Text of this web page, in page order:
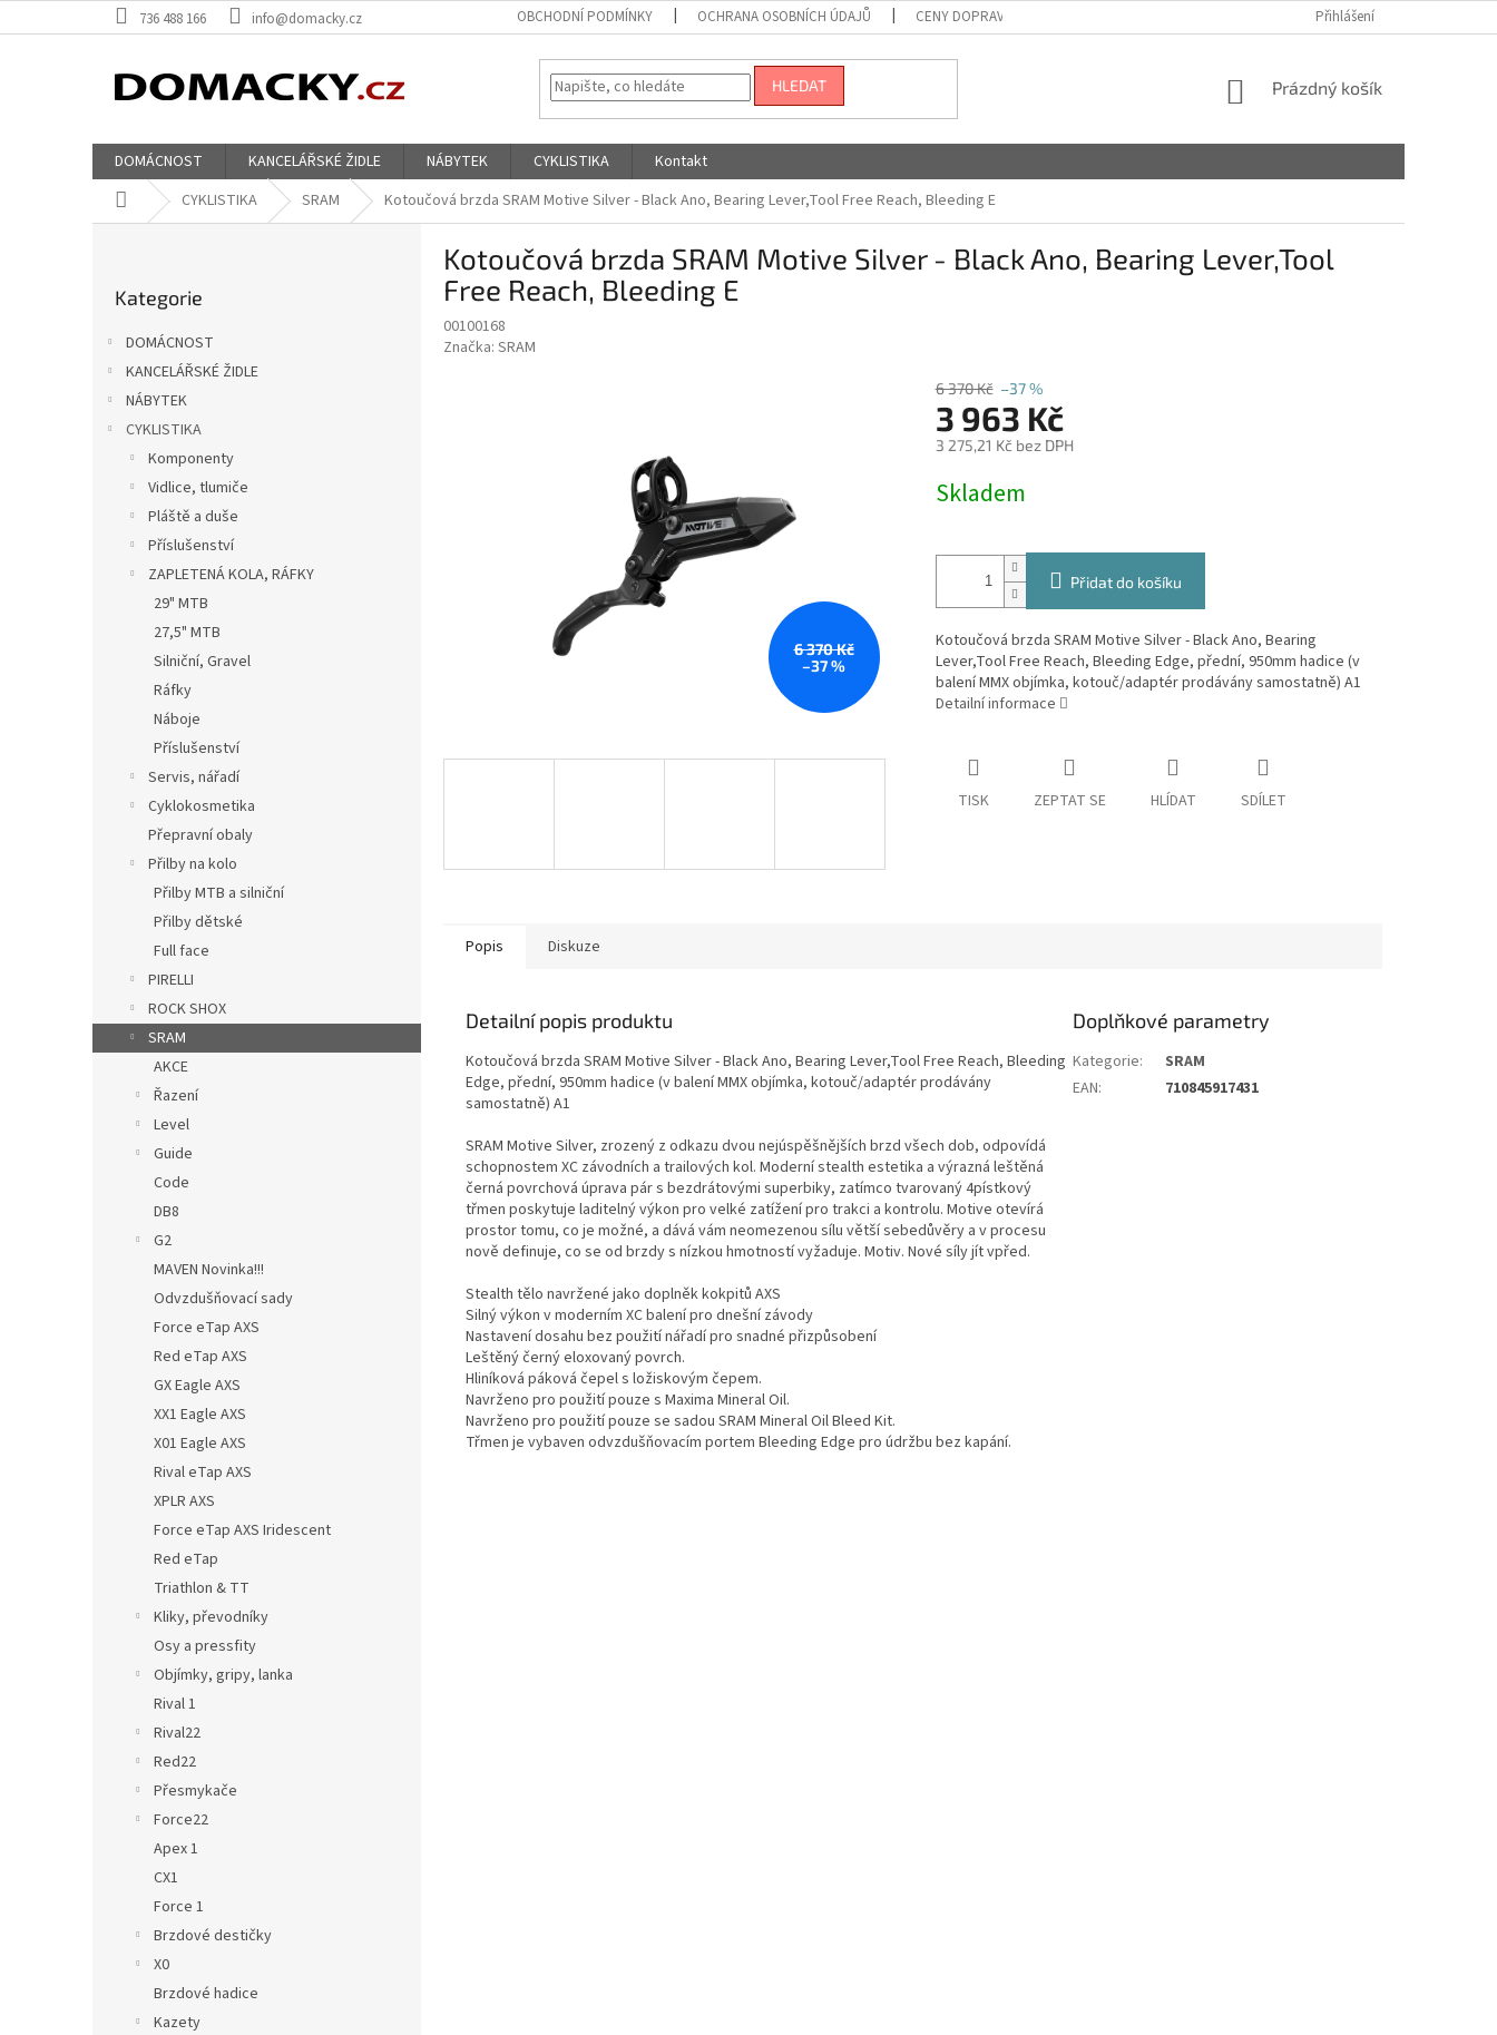
na
736 488 166 info@domacky.cz OBCHODNÍ PODMÍNKY OCHRANA OSOBNÍCH ÚDAJŮ CENY DOPRAVY Přihlášení
HLEDAT
NÁKUPNÍ
Prázdný košík
DOMÁCNOST KANCELÁŘSKÉ ŽIDLE NÁBYTEK CYKLISTIKA
Kontakt
Domů CYKLISTIKA SRAM Kotoučová brzda SRAM Motive Silver - Black Ano, Bearing Lever,Tool Free Reach, Bleeding E
kategorie
Kategorie
DOMÁCNOST
KANCELÁŘSKÉ ŽIDLE
NÁBYTEK
CYKLISTIKA
Komponenty
Vidlice, tlumiče
Pláště a duše
Příslušenství
ZAPLETENÁ KOLA, RÁFKY
29" MTB
27,5" MTB
Silniční, Gravel
Ráfky
Náboje
Příslušenství
Servis, nářadí
Cyklokosmetika
Přepravní obaly
Přilby na kolo
Přilby MTB a silniční
Přilby dětské
Full face
PIRELLI
ROCK SHOX
SRAM
AKCE
Řazení
Level
Guide
Code
DB8
G2
MAVEN Novinka!!!
Odvzdušňovací sady
Force eTap AXS
Red eTap AXS
GX Eagle AXS
XX1 Eagle AXS
X01 Eagle AXS
Rival eTap AXS
XPLR AXS
Force eTap AXS Iridescent
Red eTap
Triathlon & TT
Kliky, převodníky
Osy a pressfity
Objímky, gripy, lanka
Rival 1
Rival22
Red22
Přesmykače
Force22
Apex 1
CX1
Force 1
Brzdové destičky
X0
Brzdové hadice
Kazety
Kotoučová brzda SRAM Motive Silver - Black Ano, Bearing Lever,Tool
Free Reach, Bleeding E
00100168
Značka: SRAM
6 370 Kč
–37 %
6 370 Kč –37 %
3 963 Kč
3 275,21 Kč bez DPH
cena:
Skladem
Přidat do košíku
Kotoučová brzda SRAM Motive Silver - Black Ano, Bearing
Lever,Tool Free Reach, Bleeding Edge, přední, 950mm hadice (v
balení MMX objímka, kotouč/adaptér prodávány samostatně) A1
Detailní informace
TISK ZEPTAT SE HLÍDAT SDÍLET
Popis Diskuze
Detailní popis produktu
Kotoučová brzda SRAM Motive Silver - Black Ano, Bearing Lever,Tool Free Reach, Bleeding
Edge, přední, 950mm hadice (v balení MMX objímka, kotouč/adaptér prodávány
samostatně) A1
SRAM Motive Silver, zrozený z odkazu dvou nejúspěšnějších brzd všech dob, odpovídá
schopnostem XC závodních a trailových kol. Moderní stealth estetika a výrazná leštěná
černá povrchová úprava pár s bezdrátovými superbiky, zatímco tvarovaný 4pístkový
třmen poskytuje laditelný výkon pro velké zatížení pro trakci a kontrolu. Motive otevírá
prostor tomu, co je možné, a dává vám neomezenou sílu větší sebedůvěry a v procesu
nově definuje, co se od brzdy s nízkou hmotností vyžaduje. Motiv. Nové síly jít vpřed.
Stealth tělo navržené jako doplněk kokpitů AXS
Silný výkon v moderním XC balení pro dnešní závody
Nastavení dosahu bez použití nářadí pro snadné přizpůsobení
Leštěný černý eloxovaný povrch.
Hliníková páková čepel s ložiskovým čepem.
Navrženo pro použití pouze s Maxima Mineral Oil.
Navrženo pro použití pouze se sadou SRAM Mineral Oil Bleed Kit.
Třmen je vybaven odvzdušňovacím portem Bleeding Edge pro údržbu bez kapání.
Doplňkové parametry
Kategorie:
SRAM
EAN: 710845917431